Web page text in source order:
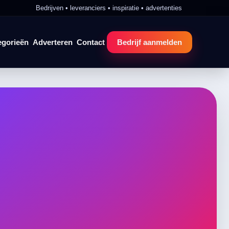
Bedrijven • leveranciers • inspiratie • advertenties
Adverteren Contact Bedrijf aanmelden